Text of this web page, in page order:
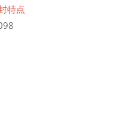
特点